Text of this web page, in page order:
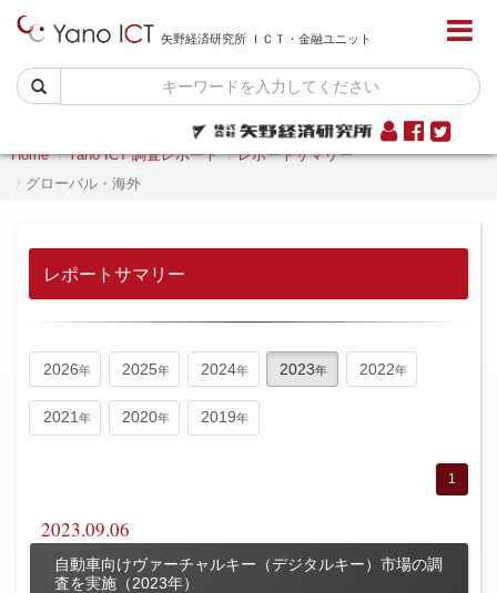
矢野経済研究所 ＩＣＴ・金融ユニット
Home Yano ICT 調査レポート
レポートサマリー
グローバル・海外
レポートサマリー
2026 2025 2024 2023 2022
2021 2020 2019
1
2023.09.06
自動車向けヴァーチャルキー（デジタルキー）市場の調
査を実施（2023年）